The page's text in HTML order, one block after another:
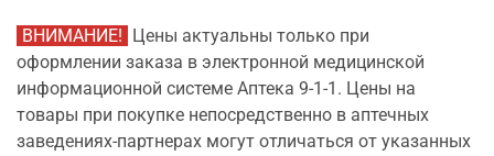
ВНИМАНИЕ! Цены актуальны только при
оформлении заказа в электронной медицинской
информационной системе Аптека 9-1-1. Цены на
товары при покупке непосредственно в аптечных
заведениях-партнерах могут отличаться от указанных